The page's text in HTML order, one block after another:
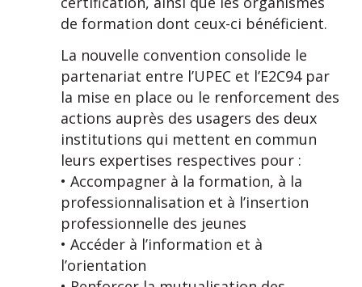
de formation dont ceux-ci bénéficient.
La nouvelle convention consolide le
partenariat entre l’UPEC et l’E2C94 par
la mise en place ou le renforcement des
actions auprès des usagers des deux
institutions qui mettent en commun
leurs expertises respectives pour :
• Accompagner à la formation, à la
professionnalisation et à l’insertion
professionnelle des jeunes
• Accéder à l’information et à
l’orientation